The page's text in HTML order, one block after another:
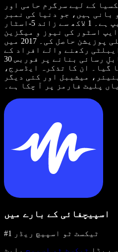
کے لیے سرگرم حامی اور
بانی ہیں، جو دنیا کی نمبر
1 ٹیکسٹ ٹو اسپیچ ایپ ہے۔ 1 لاکھ سے زائد 5-اسٹار
اسٹور کی نیوز و میگزین
کیٹیگری میں پہلی پوزیشن حاصل کی۔ 2017 میں
رکھنے والے افراد کے
لیے انٹرنیٹ کو زیادہ قابلِ رسائی بنانے پر فوربس 30
کیا گیا۔ ان کا تذکرہ ایڈسرج،
میشیبل اور کئی دیگر
پلیٹ فارمز پر آ چکا ہے۔
اسپیچفائی کے بارے میں
#1 ٹیکسٹ ٹو اسپیچ ریڈر
بڑا ٹیکسٹ ٹو اسپیچ پلیٹ